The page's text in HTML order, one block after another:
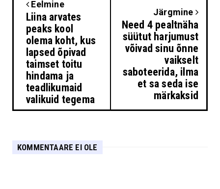
Eelmine
Liina arvates
peaks kool
olema koht, kus
lapsed õpivad
taimset toitu
hindama ja
teadlikumaid
valikuid tegema
Järgmine
Need 4 pealtnäha
süütut harjumust
võivad sinu õnne
vaikselt
saboteerida, ilma
et sa seda ise
märkaksid
KOMMENTAARE EI OLE